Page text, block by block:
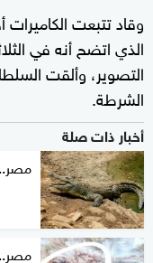
وقاد تتبعت
الذي اتضح أنه في
التصوير، وألقت
الشرطة.
أخبار ذات صلة